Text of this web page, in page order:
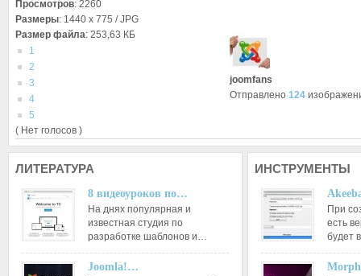
Просмотров: 2260
Размеры: 1440 x 775 / JPG
Размер файла: 253,63 КБ
1
2
3
4
5
( Нет голосов )
joomfans
Отправлено 124
ЛИТЕРАТУРА
8 видеоуроков по…
На днях популярная и
известная студия по
разработке шаблонов и…
Joomla!…
ИНСТРУМЕНТЫ
При
есть
будет